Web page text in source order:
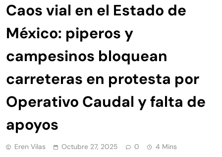
Caos vial en el Estado de
México: piperos y
campesinos bloquean
carreteras en protesta por
Operativo Caudal y falta de
apoyos
Eren Vilas Octubre 27, 2025 0 4 Mins